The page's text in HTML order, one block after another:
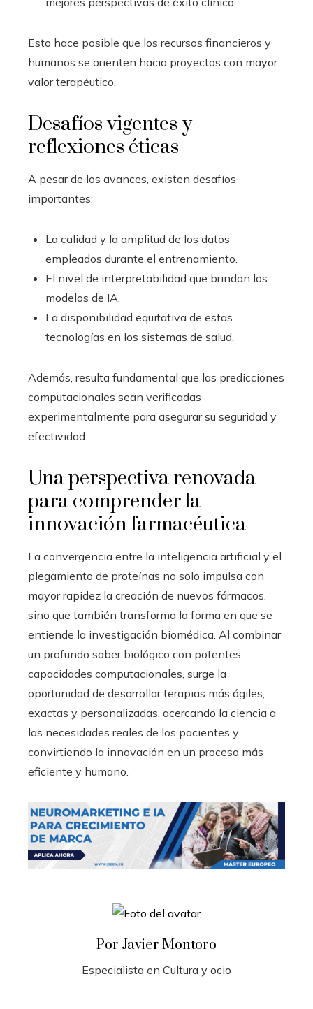
Esto hace posible que los recursos financieros y
humanos se orienten hacia proyectos con mayor
valor terapéutico.
Desafíos vigentes y
reflexiones éticas
A pesar de los avances, existen desafíos
importantes:
La calidad y la amplitud de los datos
empleados durante el entrenamiento.
El nivel de interpretabilidad que brindan los
modelos de IA.
La disponibilidad equitativa de estas
tecnologías en los sistemas de salud.
Además, resulta fundamental que las predicciones
computacionales sean verificadas
experimentalmente para asegurar su seguridad y
efectividad.
Una perspectiva renovada
para comprender la
innovación farmacéutica
La convergencia entre la inteligencia artificial y el
plegamiento de proteínas no solo impulsa con
mayor rapidez la creación de nuevos fármacos,
sino que también transforma la forma en que se
entiende la investigación biomédica. Al combinar
un profundo saber biológico con potentes
capacidades computacionales, surge la
oportunidad de desarrollar terapias más ágiles,
exactas y personalizadas, acercando la ciencia a
las necesidades reales de los pacientes y
convirtiendo la innovación en un proceso más
eficiente y humano.
Por Javier Montoro
Especialista en Cultura y ocio